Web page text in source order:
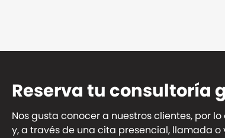
Reserva tu consultoría
Nos gusta conocer a nuestros clientes, por
y, a través de una cita presencial, llamada